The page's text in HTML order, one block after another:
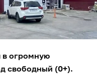
в огромную
свободный (0+).